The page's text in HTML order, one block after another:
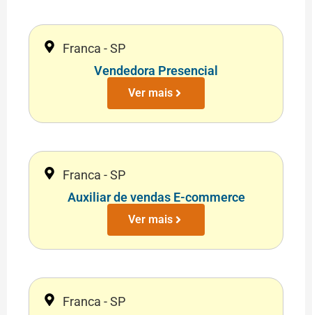
Franca - SP
Vendedora Presencial
Ver mais
Franca - SP
Auxiliar de vendas E-commerce
Ver mais
Franca - SP